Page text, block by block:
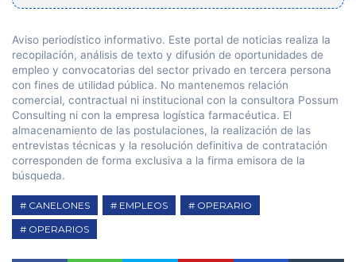
Aviso periodístico informativo. Este portal de noticias realiza la
recopilación, análisis de texto y difusión de oportunidades de
empleo y convocatorias del sector privado en tercera persona
con fines de utilidad pública. No mantenemos relación
comercial, contractual ni institucional con la consultora Possum
Consulting ni con la empresa logística farmacéutica. El
almacenamiento de las postulaciones, la realización de las
entrevistas técnicas y la resolución definitiva de contratación
corresponden de forma exclusiva a la firma emisora de la
búsqueda.
CANELONES EMPLEOS
OPERARIO
OPERARIOS